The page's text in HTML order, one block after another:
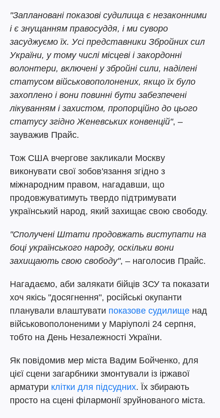
"Заплановані показові судилища є незаконними
і є знущанням правосуддя, і ми суворо
засуджуємо їх. Усі представники Збройних сил
України, у тому числі місцеві і закордонні
волонтери, включені у збройні сили, наділені
статусом військовополонених, якщо їх було
захоплено і вони повинні бути забезпечені
лікуванням і захистом, пропорційно до цього
статусу згідно Женевських конвенцій", –
зауважив Прайс.
Тож США вчергове закликали Москву
виконувати свої зобов'язання згідно з
міжнародним правом, нагадавши, що
продовжуватимуть твердо підтримувати
український народ, який захищає свою свободу.
"Сполучені Штати продовжать виступати на
боці українського народу, оскільки вони
захищають свою свободу", – наголосив Прайс.
Нагадаємо, аби залякати бійців ЗСУ та показати
хоч якісь "досягнення", російські окупанти
планували влаштувати показове судилище над
військовополоненими у Маріуполі 24 серпня,
тобто на День Незалежності України.
Як повідомив мер міста Вадим Бойченко, для
цієї сцени загарбники змонтували із іржавої
арматури клітки для підсудних. Їх збирають
просто на сцені філармонії зруйнованого міста.